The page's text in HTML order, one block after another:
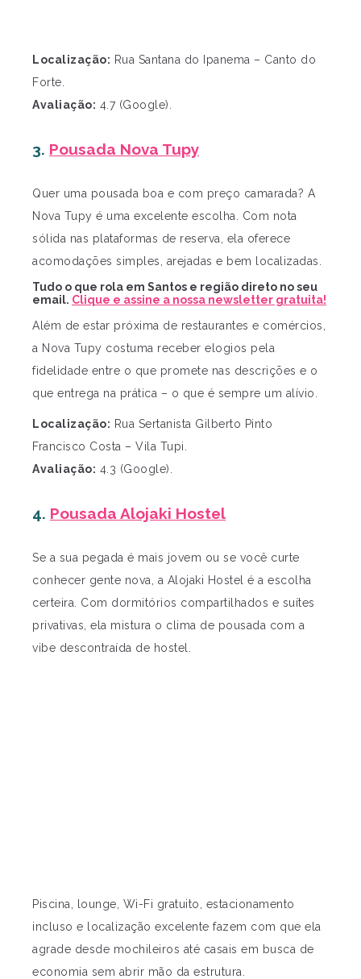
Localização: Rua Santana do Ipanema – Canto do
Forte.
Avaliação: 4.7 (Google).
3. Pousada Nova Tupy
Quer uma pousada boa e com preço camarada? A
Nova Tupy é uma excelente escolha. Com nota
sólida nas plataformas de reserva, ela oferece
acomodações simples, arejadas e bem localizadas.
Tudo o que rola em Santos e região direto no seu
email. Clique e assine a nossa newsletter gratuita!
Além de estar próxima de restaurantes e comércios,
a Nova Tupy costuma receber elogios pela
fidelidade entre o que promete nas descrições e o
que entrega na prática – o que é sempre um alívio.
Localização: Rua Sertanista Gilberto Pinto
Francisco Costa – Vila Tupi.
Avaliação: 4.3 (Google).
4. Pousada Alojaki Hostel
Se a sua pegada é mais jovem ou se você curte
conhecer gente nova, a Alojaki Hostel é a escolha
certeira. Com dormitórios compartilhados e suítes
privativas, ela mistura o clima de pousada com a
vibe descontraída de hostel.
Piscina, lounge, Wi-Fi gratuito, estacionamento
incluso e localização excelente fazem com que ela
agrade desde mochileiros até casais em busca de
economia sem abrir mão da estrutura.